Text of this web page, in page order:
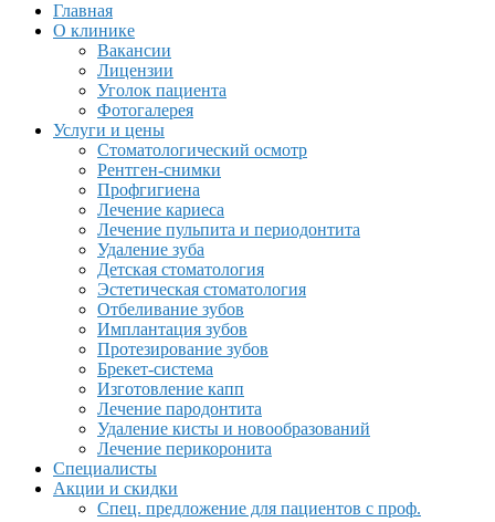
Главная
О клинике
Вакансии
Лицензии
Уголок пациента
Фотогалерея
Услуги и цены
Стоматологический осмотр
Рентген-снимки
Профгигиена
Лечение кариеса
Лечение пульпита и периодонтита
Удаление зуба
Детская стоматология
Эстетическая стоматология
Отбеливание зубов
Имплантация зубов
Протезирование зубов
Брекет-система
Изготовление капп
Лечение пародонтита
Удаление кисты и новообразований
Лечение перикоронита
Специалисты
Акции и скидки
Спец. предложение для пациентов с проф.